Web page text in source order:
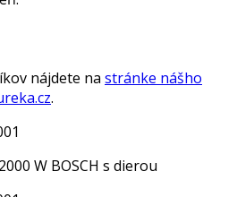
nájdete na stránke nášho
.
W BOSCH s dierou